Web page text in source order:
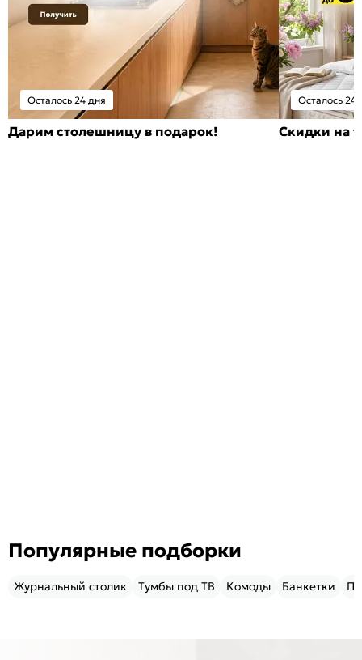
Осталось 24 дня
Дарим столешницу в подарок!
Осталось 24
Скидки на
Популярные подборки
Журнальный столик Тумбы под ТВ Комоды Банкетки